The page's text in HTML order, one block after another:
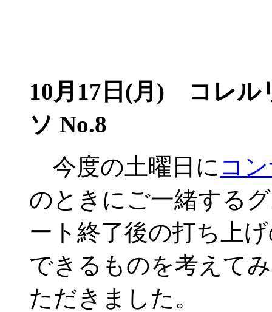
10月17日(月) コレル
ソ No.8
今度の土曜日に コ
のときにご一緒する
ート終了後の打ち上
できるものを考えて
ただきました。